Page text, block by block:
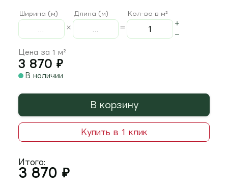
Ширина (м) Длина (м) Кол-во в м²
Цена за 1 м²
3 870 ₽
В наличии
В корзину
Купить в 1 клик
Итого:
3 870 ₽